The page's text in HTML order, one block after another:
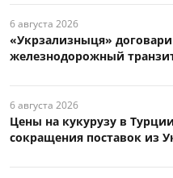
6 августа 2026
«Укрзализныця»
железнодорожный
6 августа 2026
Цены на кукурузу в
сокращения поставок из